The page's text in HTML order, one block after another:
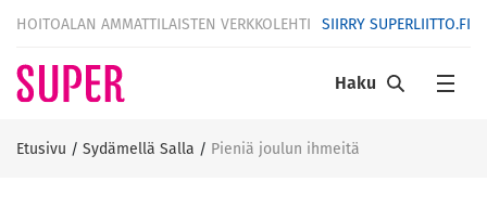
HOITOALAN AMMATTILAISTEN VERKKOLEHTI SIIRRY SUPERLIITTO.FI
Haku
Etusivu / Sydämellä Salla / Pieniä joulun ihmeitä